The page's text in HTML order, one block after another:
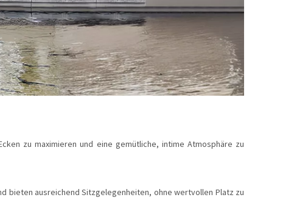
zu maximieren und eine gemütliche, intime Atmosphäre zu
bieten ausreichend Sitzgelegenheiten, ohne wertvollen Platz zu